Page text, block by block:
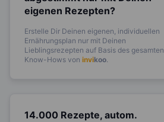
eigenen Rezepten?
Erstelle Dir Deinen eigenen, individuellen
Ernährungsplan nur mit Deinen
Lieblingsrezepten auf Basis des gesamten
Know-Hows von invikoo
14.000 Rezepte, autom.